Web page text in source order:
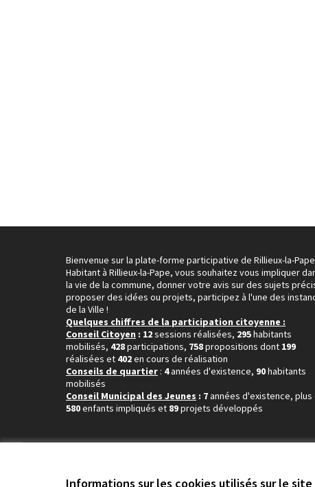
Informations sur les cookies utilisés sur le site
Bienvenue sur la plate-forme participative de Rillieux-la-
Habitant à Rillieux-la-Pape, vous souhaitez vous impliquer
la vie de la commune, donner votre avis sur des sujets
proposer des idées ou projets, participez à l'une des
de la Ville !
Quelques chiffres de la participation citoyenne :
Conseil Citoyen : 12sessions réalisées, 295habitants
mobilisés, 428participations, 758propositions dont 199
réalisées et 402en cours de réalisation
Conseils de quartier : 4années d'existence, 90habitants
mobilisés
Conseil Municipal des Jeunes : 7années d'existence, plus
580enfants impliqués et 89projets développés